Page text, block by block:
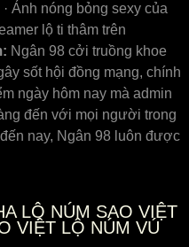
Ảnh nóng bỏng sexy của
lộ ti thâm trên
Ngân 98 cởi truồng khoe
sốt hội đồng mạng, chính
ngày hôm nay mà admin
đến với mọi người trong
nay, Ngân 98 luôn được
LỘ NÚM SAO VIỆT
VIỆT LỘ NÚM VÚ